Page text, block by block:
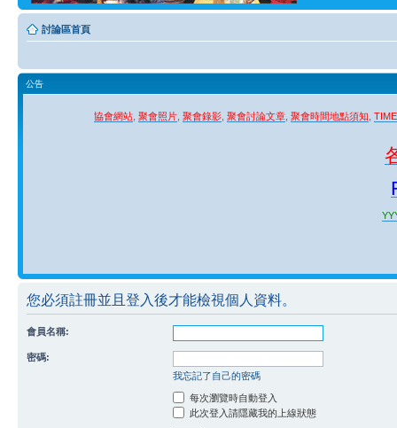
討論區首頁
公告
協會網站 聚會照片 聚會錄影 聚會討論文章 聚會時間地點須知
您必須註冊並且登入後才能檢視個人資料。
會員名稱:
密碼:
我忘記了自己的密碼
每次瀏覽時自動登入
此次登入請隱藏我的上線狀態